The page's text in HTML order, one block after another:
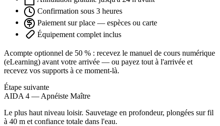
Confirmation sous 3 heures
Paiement sur place — espèces ou carte
Équipement complet inclus
Acompte optionnel de 50 % : recevez le manuel de cours numérique
(eLearning) avant votre arrivée — ou payez tout à l'arrivée et
recevez vos supports à ce moment-là.
Étape suivante
AIDA 4 — Apnéiste Maître
Le plus haut niveau loisir. Sauvetage en profondeur, plongées sur fil
à 40 m et confiance totale dans l'eau.